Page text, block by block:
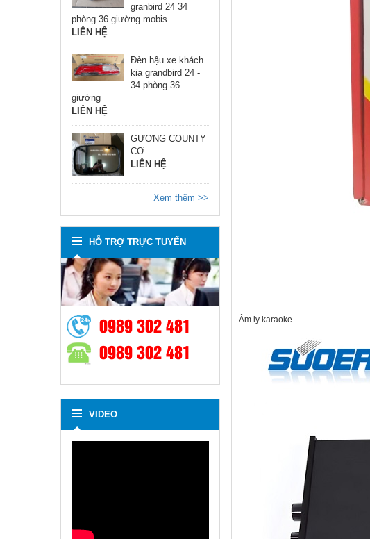
Âm ly karaoke
granbird 24 34
phòng 36 giường mobis
LIÊN HỆ
Đèn hậu xe khách
kia grandbird 24 -
34 phòng 36
giường
LIÊN HỆ
GƯƠNG COUNTY
CƠ
LIÊN HỆ
Xem thêm >>
HỖ TRỢ TRỰC TUYẾN
0989 302 481
0989 302 481
VIDEO